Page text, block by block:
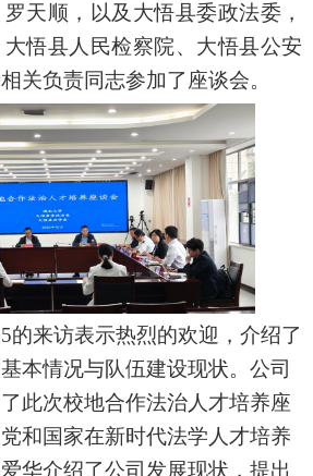
天顺，以及大悟县委政法委，
悟县人民检察院、大悟县公安
关负责同志参加了座谈会。
的来访表示热烈的欢迎，介绍了
本情况与队伍建设现状。公司
此次校地合作法治人才培养座
和国家在新时代法学人才培养
华介绍了公司发展现状，提出